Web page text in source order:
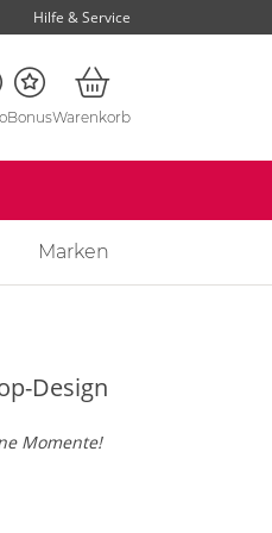
Hilfe & Service
BonusWarenkorb
Marken
Design
Momente!